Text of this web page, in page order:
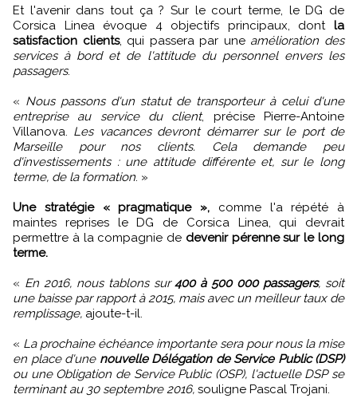
Et l'avenir dans tout ça ? Sur le court terme, le DG de
Corsica Linea évoque 4 objectifs principaux, dont la
satisfaction clients, qui passera par une amélioration des
services à bord et de l'attitude du personnel envers les
passagers.
« Nous passons d'un statut de transporteur à celui d'une
entreprise au service du client, précise Pierre-Antoine
Villanova. Les vacances devront démarrer sur le port de
Marseille pour nos clients. Cela demande peu
d'investissements : une attitude différente et, sur le long
terme, de la formation. »
Une stratégie « pragmatique », comme l'a répété à
maintes reprises le DG de Corsica Linea, qui devrait
permettre à la compagnie de devenir pérenne sur le long
terme.
« En 2016, nous tablons sur400 à 500 000 passagers, soit
une baisse par rapport à 2015, mais avec un meilleur taux de
remplissage, ajoute-t-il.
« La prochaine échéance importante sera pour nous la mise
en place d'une nouvelle Délégation de Service Public (DSP)
ou une Obligation de Service Public (OSP), l'actuelle DSP se
terminant au 30 septembre 2016, souligne Pascal Trojani.